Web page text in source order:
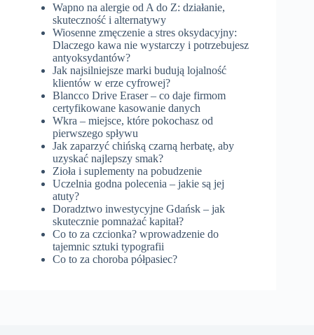
Wapno na alergie od A do Z: działanie,
skuteczność i alternatywy
Wiosenne zmęczenie a stres oksydacyjny:
Dlaczego kawa nie wystarczy i potrzebujesz
antyoksydantów?
Jak najsilniejsze marki budują lojalność
klientów w erze cyfrowej?
Blancco Drive Eraser – co daje firmom
certyfikowane kasowanie danych
Wkra – miejsce, które pokochasz od
pierwszego spływu
Jak zaparzyć chińską czarną herbatę, aby
uzyskać najlepszy smak?
Zioła i suplementy na pobudzenie
Uczelnia godna polecenia – jakie są jej
atuty?
Doradztwo inwestycyjne Gdańsk – jak
skutecznie pomnażać kapitał?
Co to za czcionka? wprowadzenie do
tajemnic sztuki typografii
Co to za choroba półpasiec?